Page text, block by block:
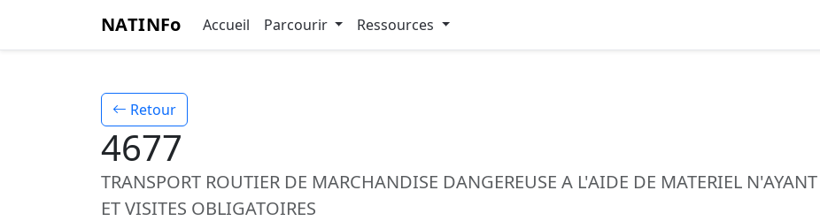
NATINFo Accueil Parcourir Ressources
Retour
4677
TRANSPORT ROUTIER DE MARCHANDISE DANGEREUSE A L'AIDE DE MATERIEL
ET VISITES OBLIGATOIRES